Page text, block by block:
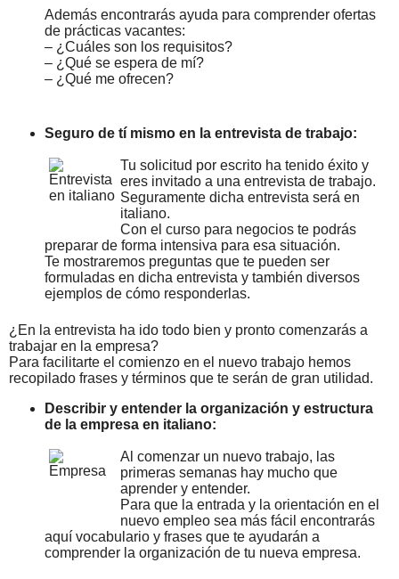
Además encontrarás ayuda para comprender ofertas
de prácticas vacantes:
– ¿Cuáles son los requisitos?
– ¿Qué se espera de mí?
– ¿Qué me ofrecen?
Seguro de tí mismo en la entrevista de trabajo:
Tu solicitud por escrito ha tenido éxito y
eres invitado a una entrevista de trabajo.
Seguramente dicha entrevista será en
italiano.
Con el curso para negocios te podrás
preparar de forma intensiva para esa situación.
Te mostraremos preguntas que te pueden ser
formuladas en dicha entrevista y también diversos
ejemplos de cómo responderlas.
¿En la entrevista ha ido todo bien y pronto comenzarás a
trabajar en la empresa?
Para facilitarte el comienzo en el nuevo trabajo hemos
recopilado frases y términos que te serán de gran utilidad.
Describir y entender la organización y estructura
de la empresa en italiano:
Al comenzar un nuevo trabajo, las
primeras semanas hay mucho que
aprender y entender.
Para que la entrada y la orientación en el
nuevo empleo sea más fácil encontrarás
aquí vocabulario y frases que te ayudarán a
comprender la organización de tu nueva empresa.